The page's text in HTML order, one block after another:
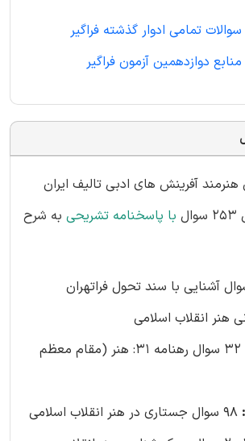
سوالات تمامی ادوار گذشته فراگیر
منابع دوازدهمین آزمون فراگیر
آفرینش های ادبی تالیف ایران
با پاسخنامه تشریحی به شرح
هنر انقلاب اسلامی
32 سوال رهنامه 31: هنر (مقام معظم